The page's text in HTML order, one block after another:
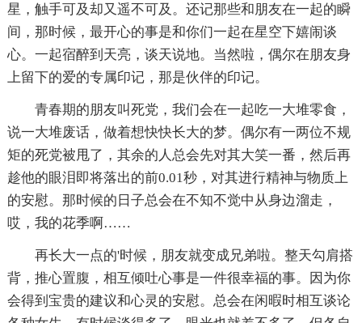
星，触手可及却又遥不可及。还记那些和朋友在一起的瞬
间，那时候，最开心的事是和你们一起在星空下嬉闹谈
心。一起宿醉到天亮，谈天说地。当然啦，偶尔在朋友身
上留下的爱的专属印记，那是伙伴的印记。
青春期的朋友叫死党，我们会在一起吃一大堆零食，
说一大堆废话，做着想快快长大的梦。偶尔有一两位不规
矩的死党被甩了，其余的人总会先对其大笑一番，然后再
趁他的眼泪即将落出的前0.01秒，对其进行精神与物质上
的安慰。那时候的日子总会在不知不觉中从身边溜走，
哎，我的花季啊……
再长大一点的'时候，朋友就变成兄弟啦。整天勾肩搭
背，推心置腹，相互倾吐心事是一件很幸福的事。因为你
会得到宝贵的建议和心灵的安慰。总会在闲暇时相互谈论